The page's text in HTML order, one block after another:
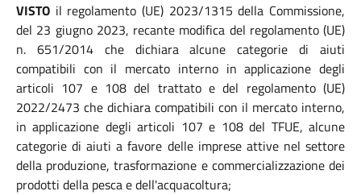
VISTO il regolamento (UE) 2023/1315 della Commissione,
del 23 giugno 2023, recante modifica del regolamento (UE)
n. 651/2014 che dichiara alcune categorie di aiuti
compatibili con il mercato interno in applicazione degli
articoli 107 e 108 del trattato e del regolamento (UE)
2022/2473 che dichiara compatibili con il mercato interno,
in applicazione degli articoli 107 e 108 del TFUE, alcune
categorie di aiuti a favore delle imprese attive nel settore
della produzione, trasformazione e commercializzazione dei
prodotti della pesca e dell'acquacoltura;